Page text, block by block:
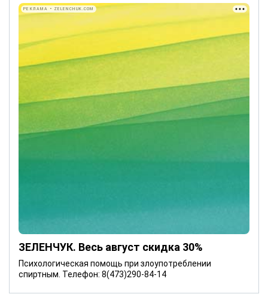
ЗЕЛЕНЧУК. Весь август скидка 30%
Психологическая помощь при злоупотреблении
спиртным. Телефон: 8(473)290-84-14
РЕКЛАМА • ZELENCHUK.COM